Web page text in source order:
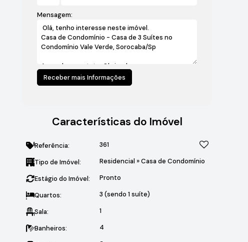
Mensagem:
Características do Imóvel
Referência: 361
Tipo de Imóvel: Residencial »Casa de Condomínio
Estágio do Imóvel: Pronto
Quartos: 3 (sendo 1 suíte)
Sala: 1
Banheiros: 4